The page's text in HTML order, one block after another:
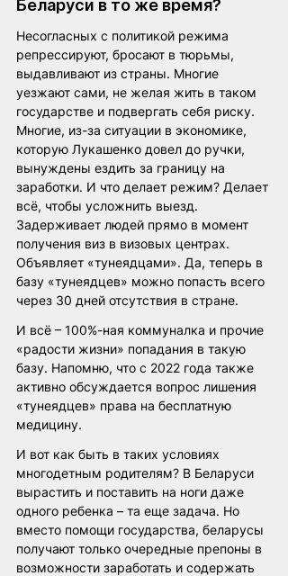
Беларуси в то же время?
Несогласных с политикой режима
репрессируют, бросают в тюрьмы,
выдавливают из страны. Многие
уезжают сами, не желая жить в таком
государстве и подвергать себя риску.
Многие, из-за ситуации в экономике,
которую Лукашенко довел до ручки,
вынуждены ездить за границу на
заработки. И что делает режим? Делает
всё, чтобы усложнить выезд.
Задерживает людей прямо в момент
получения виз в визовых центрах.
Объявляет «тунеядцами». Да, теперь в
базу «тунеядцев» можно попасть всего
через 30 дней отсутствия в стране.
И всё – 100%-ная коммуналка и прочие
«радости жизни» попадания в такую
базу. Напомню, что с 2022 года также
активно обсуждается вопрос лишения
«тунеядцев» права на бесплатную
медицину.
И вот как быть в таких условиях
многодетным родителям? В Беларуси
вырастить и поставить на ноги даже
одного ребенка – та еще задача. Но
вместо помощи государства, беларусы
получают только очередные препоны в
возможности заработать и содержать